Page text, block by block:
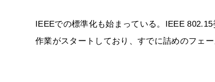
IEEEでの標準化も始まっている。IEEE
作業がスタートしており、すでに詰めのフェ